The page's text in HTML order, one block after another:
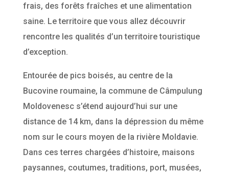
frais, des forêts fraîches et une alimentation
saine. Le territoire que vous allez découvrir
rencontre les qualités d’un territoire touristique
d’exception.
Entourée de pics boisés, au centre de la
Bucovine roumaine, la commune de Câmpulung
Moldovenesc s’étend aujourd’hui sur une
distance de 14 km, dans la dépression du même
nom sur le cours moyen de la rivière Moldavie.
Dans ces terres chargées d’histoire, maisons
paysannes, coutumes, traditions, port, musées,